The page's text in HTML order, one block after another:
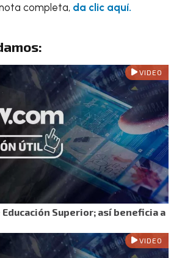
completa, da clic aquí.
VIDEO
Superior; así beneficia a
VIDEO